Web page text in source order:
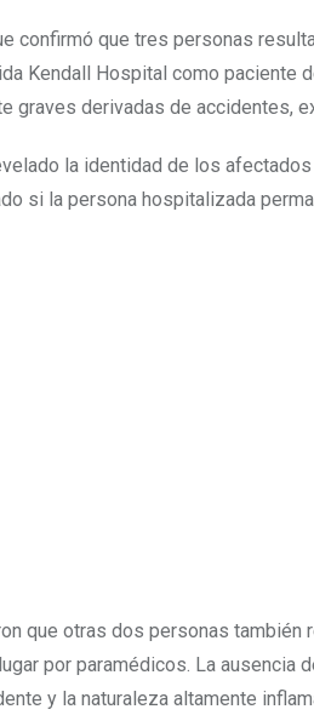
confirmó que tres personas
Kendall Hospital como paciente
graves derivadas de accidentes,
la identidad de los
si la persona hospitalizada
que otras dos personas
por paramédicos. La
y la naturaleza altamente